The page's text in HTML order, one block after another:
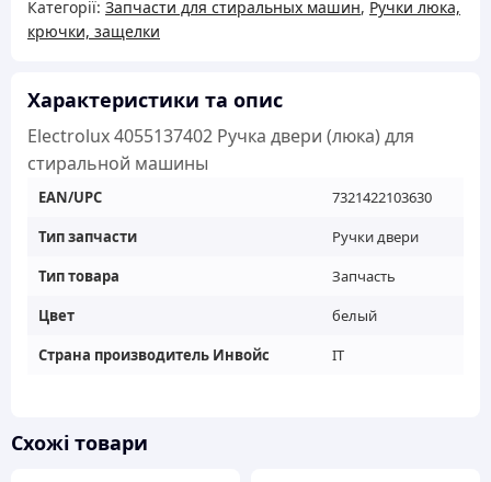
(люка)
для
машины
кількість
Категорії: Запчасти для стиральных машин, Ручки люка,
крючки, защелки
Характеристики та опис
Electrolux 4055137402 Ручка двери (люка) для
стиральной машины
EAN/UPC
7321422103630
Тип запчасти
Ручки двери
Тип товара
Запчасть
Цвет
белый
Страна производитель Инвойс
IT
Схожі товари